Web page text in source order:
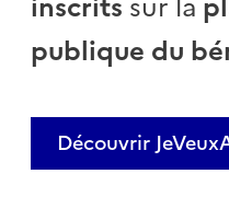
inscrits sur la
publique du
Découvrir